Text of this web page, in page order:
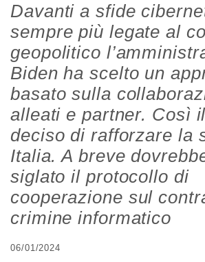
Davanti a sfide
sempre più legate al
geopolitico
Biden ha scelto un
basato sulla
alleati e partner. Così
deciso di rafforzare la
Italia. A breve
siglato il protocollo di
cooperazione sul
crimine informatico
06/01/2024